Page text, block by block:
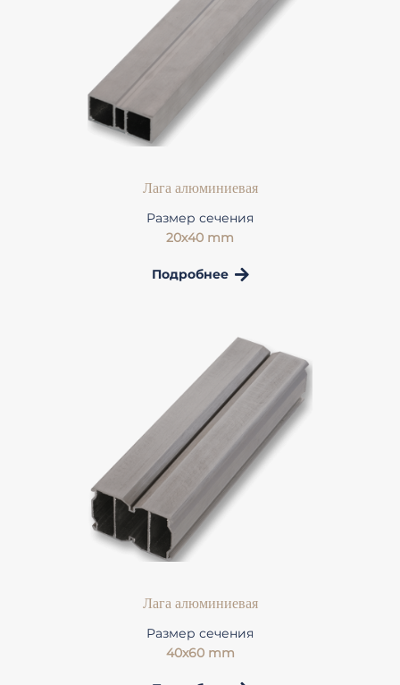
Лага алюминиевая
Размер сечения
20х40 mm
Подробнее
Лага алюминиевая
Размер сечения
40x60 mm